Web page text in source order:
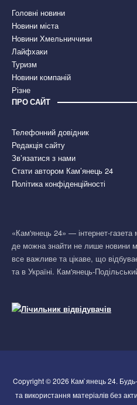
Головні новини
Новини міста
Новини Хмельниччини
Лайфхаки
Туризм
Новини компаній
Різне
ПРО САЙТ
Телефонний довідник
Редакція сайту
Зв’язатися з нами
Стати автором Кам’янець 24
Політика конфіденційності
«Кам'янець 24» — інтернет-газета
де можна знайти не лише новини
все важливе та цікаве, що
та в Україні. Кам'янець-
Copyright © 2026 Кам`янець 24.
та використання матеріалів без